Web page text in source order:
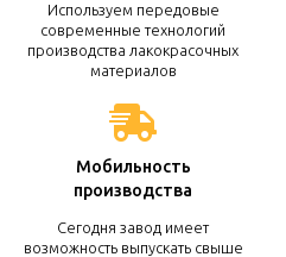
Используем передовые
современные технологий
производства лакокрасочных
материалов
Мобильность
производства
Сегодня завод имеет
возможность выпускать свыше